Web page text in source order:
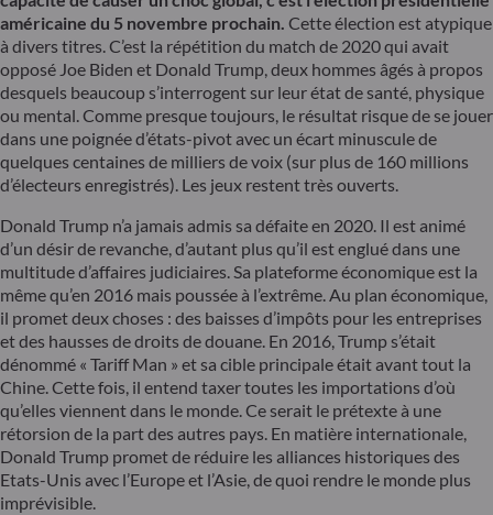
américaine du 5 novembre prochain. Cette élection est atypique
à divers titres. C’est la répétition du match de 2020 qui avait
opposé Joe Biden et Donald Trump, deux hommes âgés à propos
desquels beaucoup s’interrogent sur leur état de santé, physique
ou mental. Comme presque toujours, le résultat risque de se jouer
dans une poignée d’états-pivot avec un écart minuscule de
quelques centaines de milliers de voix (sur plus de 160 millions
d’électeurs enregistrés). Les jeux restent très ouverts.
Donald Trump n’a jamais admis sa défaite en 2020. Il est animé
d’un désir de revanche, d’autant plus qu’il est englué dans une
multitude d’affaires judiciaires. Sa plateforme économique est la
même qu’en 2016 mais poussée à l’extrême. Au plan économique,
il promet deux choses : des baisses d’impôts pour les entreprises
et des hausses de droits de douane. En 2016, Trump s’était
dénommé « Tariff Man » et sa cible principale était avant tout la
Chine. Cette fois, il entend taxer toutes les importations d’où
qu’elles viennent dans le monde. Ce serait le prétexte à une
rétorsion de la part des autres pays. En matière internationale,
Donald Trump promet de réduire les alliances historiques des
Etats-Unis avec l’Europe et l’Asie, de quoi rendre le monde plus
imprévisible.